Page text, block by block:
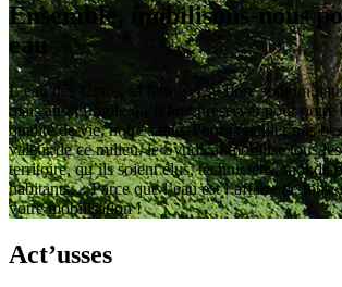
Ensemble, mobilisons-nous
eau
L’eau des Usses, sa faune et sa flore sont un
mais aussi fragile qu’il faut préserver pour notre
qualité de vie, notre santé. Pour concilier nos
valeur de ce milieu, le Syndicat mobilise tous
territoire, qu’ils soient élus, techniciens, monde
habitants… Parce que l’eau est l’affaire de tous,
votre mobilisation !
Act’usses